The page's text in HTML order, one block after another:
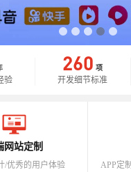
验
260 项
开发细节标准
网站定制
/优秀的用户体验
APP定